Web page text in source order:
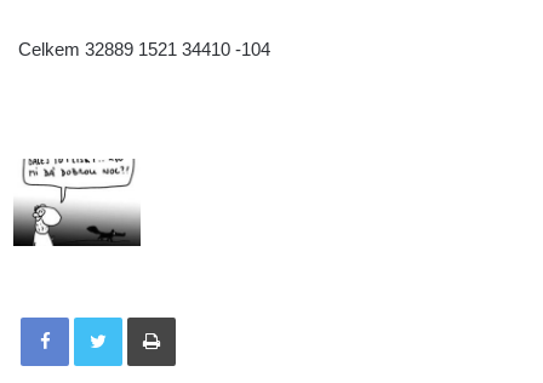
Celkem 32889 1521 34410 -104
Tisknout